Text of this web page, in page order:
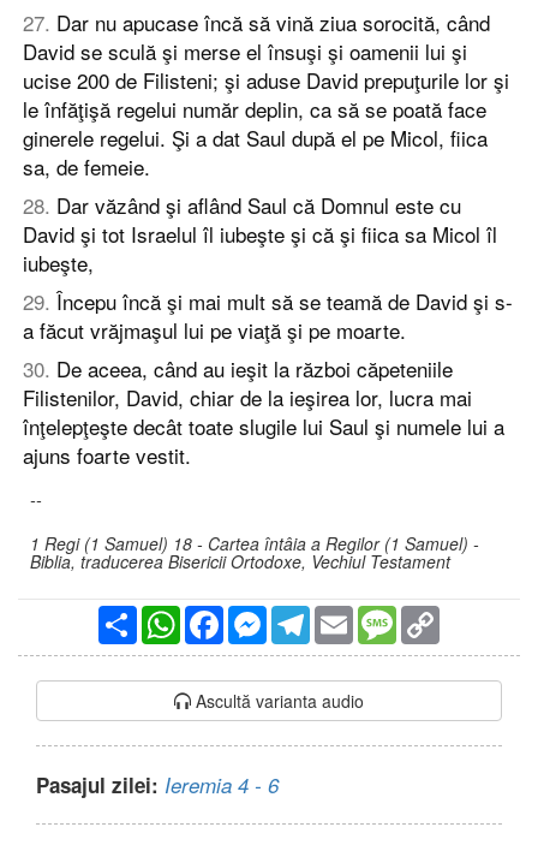
27. Dar nu apucase încă să vină ziua sorocită, când
David se sculă şi merse el însuşi şi oamenii lui şi
ucise 200 de Filisteni; şi aduse David prepuţurile lor şi
le înfăţişă regelui număr deplin, ca să se poată face
ginerele regelui. Şi a dat Saul după el pe Micol, fiica
sa, de femeie.
28. Dar văzând şi aflând Saul că Domnul este cu
David şi tot Israelul îl iubeşte şi că şi fiica sa Micol îl
iubeşte,
29. Începu încă şi mai mult să se teamă de David şi s-
a făcut vrăjmaşul lui pe viaţă şi pe moarte.
30. De aceea, când au ieşit la război căpeteniile
Filistenilor, David, chiar de la ieşirea lor, lucra mai
înţelepţeşte decât toate slugile lui Saul şi numele lui a
ajuns foarte vestit.
--
1 Regi (1 Samuel) 18 - Cartea întâia a Regilor (1 Samuel) -
Biblia, traducerea Bisericii Ortodoxe, Vechiul Testament
PartajareWhatsAppFacebookMessengerTelegram
Email Message
Ascultă varianta audio
Pasajul zilei: Ieremia 4 - 6